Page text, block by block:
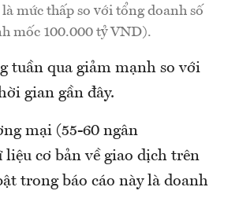
mức thấp so với tổng doanh số
mốc 100.000 tỷ VND).
tuần qua giảm mạnh so với
gian gần đây.
mại (55-60 ngân
cơ bản về giao dịch trên
trong báo cáo này là doanh